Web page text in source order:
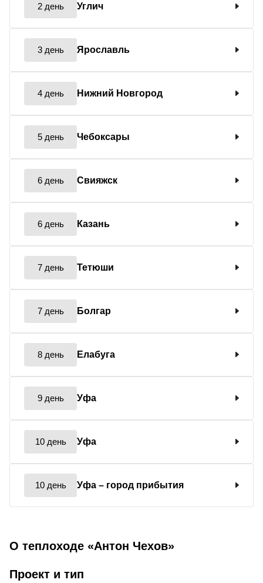
2 день Углич
3 день Ярославль
4 день Нижний Новгород
5 день Чебоксары
6 день Свияжск
6 день Казань
7 день Тетюши
7 день Болгар
8 день Елабуга
9 день Уфа
10 день Уфа
10 день Уфа – город прибытия
О теплоходе «Антон Чехов»
Проект и тип